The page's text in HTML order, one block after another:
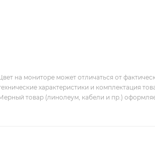
на мониторе может отличаться от
характеристики и комплектация
товар (линолеум, кабели и пр.)